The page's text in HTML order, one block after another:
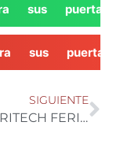
sus
sus
SIGUIENTE
EXPOAGRITECH FERIA DEL CAMPO 4.0|| Agustín Fonts